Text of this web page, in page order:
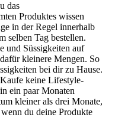
das
Produktes wissen
in der Regel innerhalb
selben Tag bestellen.
und Süssigkeiten auf
kleinere Mengen. So
bei dir zu Hause.
keine Lifestyle-
ein paar Monaten
kleiner als drei Monate,
du deine Produkte